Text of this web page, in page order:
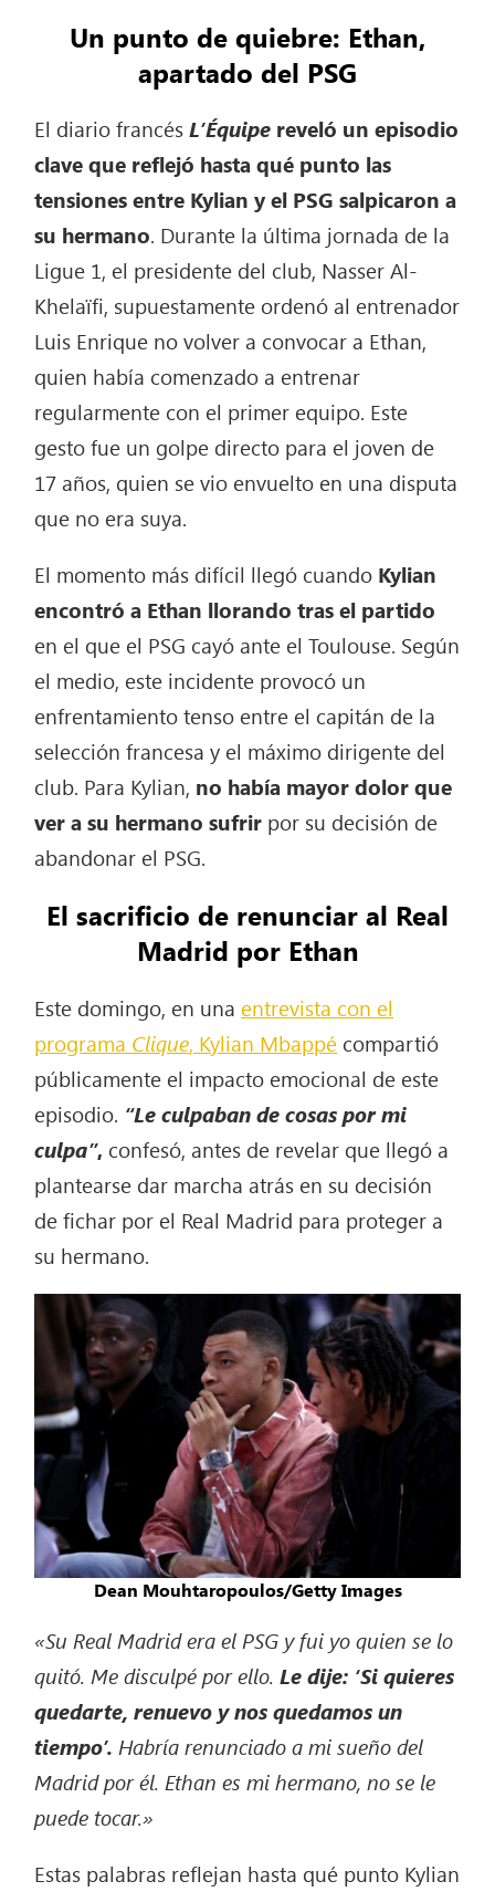
Un punto de quiebre: Ethan,
apartado del PSG
El diario francésL’Équipe reveló un episodio
clave que reflejó hasta qué punto las
tensiones entre Kylian y el PSG salpicaron a
su hermano. Durante la última jornada de la
Ligue 1, el presidente del club, Nasser Al-
Khelaïfi, supuestamente ordenó al entrenador
Luis Enrique no volver a convocar a Ethan,
quien había comenzado a entrenar
regularmente con el primer equipo. Este
gesto fue un golpe directo para el joven de
17 años, quien se vio envuelto en una disputa
que no era suya.
El momento más difícil llegó cuando Kylian
encontró a Ethan llorando tras el partido
en el que el PSG cayó ante el Toulouse. Según
el medio, este incidente provocó un
enfrentamiento tenso entre el capitán de la
selección francesa y el máximo dirigente del
club. Para Kylian, no había mayor dolor que
ver a su hermano sufrir por su decisión de
abandonar el PSG.
El sacrificio de renunciar al Real
Madrid por Ethan
Este domingo, en una entrevista con el
programa Clique, Kylian Mbappé compartió
públicamente el impacto emocional de este
episodio. “Le culpaban de cosas por mi
culpa”, confesó, antes de revelar que llegó a
plantearse dar marcha atrás en su decisión
de fichar por el Real Madrid para proteger a
su hermano.
Dean Mouhtaropoulos/Getty Images
«Su Real Madrid era el PSG y fui yo quien se lo
quitó. Me disculpé por ello.Le dije: ‘Si quieres
quedarte, renuevo y nos quedamos un
tiempo’. Habría renunciado a mi sueño del
Madrid por él. Ethan es mi hermano, no se le
puede tocar.»
Estas palabras reflejan hasta qué punto Kylian